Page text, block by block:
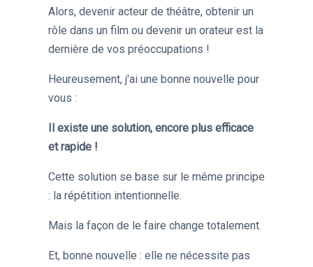
Alors, devenir acteur de théâtre, obtenir un
rôle dans un film ou devenir un orateur est la
dernière de vos préoccupations !
Heureusement, j'ai une bonne nouvelle pour
vous :
Il existe une solution, encore plus efficace
et rapide !
Cette solution se base sur le même principe
: la répétition intentionnelle.
Mais la façon de le faire change totalement.
Et, bonne nouvelle : elle ne nécessite pas